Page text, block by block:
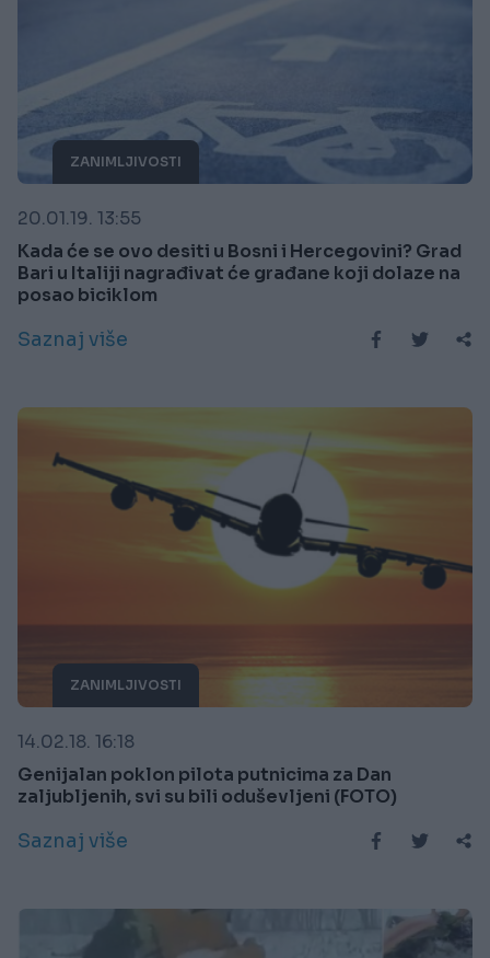
ZANIMLJIVOSTI
20.01.19. 13:55
Kada će se ovo desiti u Bosni i Hercegovini? Grad
Bari u Italiji nagrađivat će građane koji dolaze na
posao biciklom
Saznaj više
ZANIMLJIVOSTI
14.02.18. 16:18
Genijalan poklon pilota putnicima za Dan
zaljubljenih, svi su bili oduševljeni (FOTO)
Saznaj više